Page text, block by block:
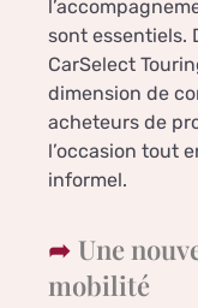
sont essentiels.
CarSelect
dimension de
acheteurs de
l’occasion tout
informel.
Une
mobilité